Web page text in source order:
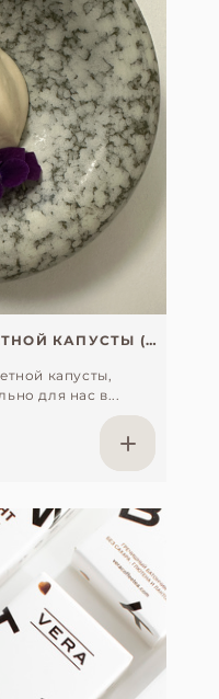
ЗОЖ-МОРОЖЕНОЕ ИЗ ЦВЕТНОЙ КАПУСТЫ (ХИТ)
капусты,
для нас в...